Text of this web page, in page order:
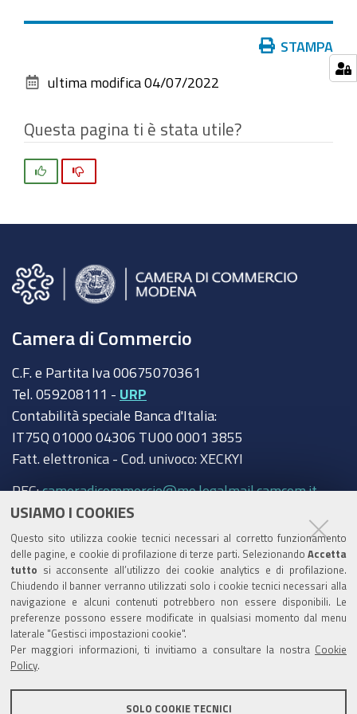
USIAMO I COOKIES
Questo sito utilizza cookie tecnici necessari al corretto funzionamento
delle pagine, e cookie di profilazione di terze parti. Selezionando Accetta
tutto si acconsente all’utilizzo dei cookie analytics e di profilazione.
Chiudendo il banner verranno utilizzati solo i cookie tecnici necessari alla
navigazione e alcuni contenuti potrebbero non essere disponibili. Le
preferenze possono essere modificate in qualsiasi momento dal menu
laterale "Gestisci impostazioni cookie".
Per maggiori informazioni, ti invitiamo a consultare la nostra Cookie
Policy
SOLO COOKIE TECNICI
dimensioni
documento
STAMPA
ultima modifica 04/07/2022
Questa pagina ti è stata utile?
Camera di Commercio
C.F. e Partita Iva 00675070361
Tel. 059208111 - URP
Contabilità speciale Banca d'Italia:
IT75Q 01000 04306 TU00 0001 3855
Fatt. elettronica - Cod. univoco: XECKYI
PEC:cameradicommercio@mo.legalmail.camcom.it
Trasparenza
Amministrazione trasparente
Albo Camerale
Pubblicità Legale
Area riservata Amministratori